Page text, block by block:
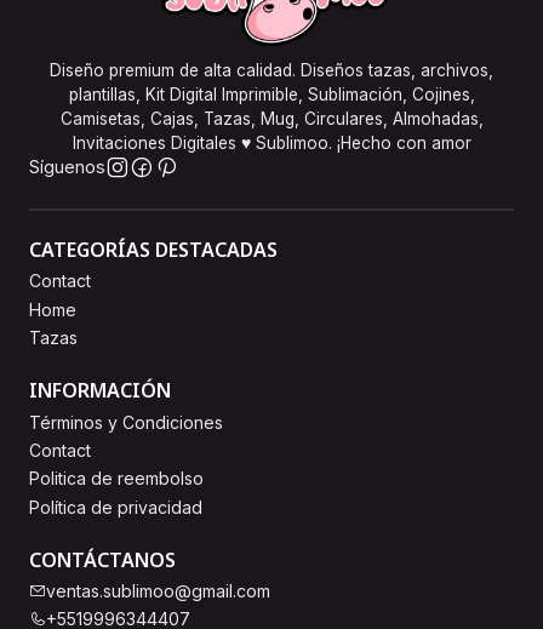
Diseño premium de alta calidad. Diseños tazas, archivos,
plantillas, Kit Digital Imprimible, Sublimación, Cojines,
Camisetas, Cajas, Tazas, Mug, Circulares, Almohadas,
Invitaciones Digitales ♥ Sublimoo. ¡Hecho con amor
Síguenos
CATEGORÍAS DESTACADAS
Contact
Home
Tazas
INFORMACIÓN
Términos y Condiciones
Contact
Politica de reembolso
Política de privacidad
CONTÁCTANOS
ventas.sublimoo@gmail.com
+5519996344407